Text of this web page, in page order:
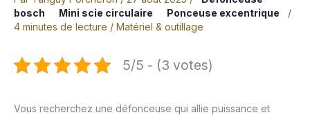
bosch
Mini scie circulaire Ponceuse excentrique
/
4 minutes de lecture / Matériel & outillage
5/5 - (3 votes)
Vous recherchez une défonceuse qui allie puissance et